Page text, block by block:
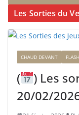
Les Sorties du
CHAUD DEVANT
(
) Les
20/02/